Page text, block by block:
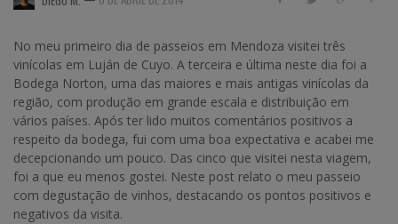
No meu primeiro dia de passeios em Mendoza visitei três
vinícolas em Luján de Cuyo. A terceira e última neste dia foi a
Bodega Norton, uma das maiores e mais antigas vinícolas da
região, com produção em grande escala e distribuição em
vários países. Após ter lido muitos comentários positivos a
respeito da bodega, fui com uma boa expectativa e acabei me
decepcionando um pouco. Das cinco que visitei nesta viagem,
foi a que eu menos gostei. Neste post relato o meu passeio
com degustação de vinhos, destacando os pontos positivos e
negativos da visita.